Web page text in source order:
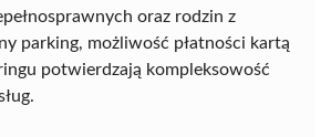
oraz rodzin z
parking, możliwość płatności kartą
potwierdzają kompleksowość